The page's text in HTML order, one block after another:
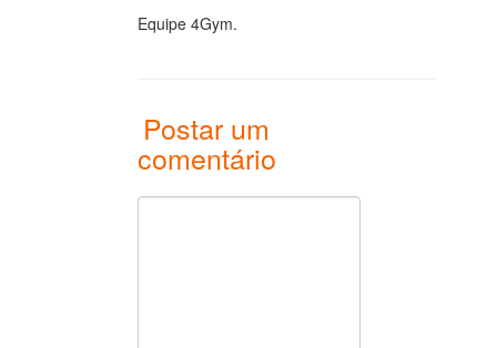
Equipe 4Gym.
Postar um
comentário